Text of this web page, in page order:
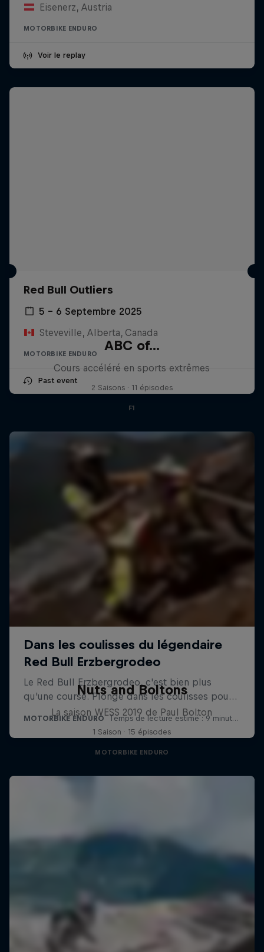
Eisenerz, Austria
MOTORBIKE ENDURO
Voir le replay
Red Bull Outliers
5 – 6 Septembre 2025
Steveville, Alberta, Canada
MOTORBIKE ENDURO
Past event
ABC of...
Cours accéléré en sports extrêmes
2 Saisons · 11 épisodes
F1
Nuts and Boltons
La saison WESS 2019 de Paul Bolton
1 Saison · 15 épisodes
MOTORBIKE ENDURO